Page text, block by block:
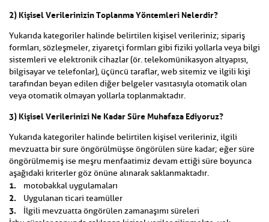
2) Kişisel Verilerinizin Toplanma Yöntemleri Nelerdir?
Yukarıda kategoriler halinde belirtilen kişisel verileriniz; sipariş
formları, sözleşmeler, ziyaretçi formları gibi fiziki yollarla veya bilgi
sistemleri ve elektronik cihazlar (ör. telekomünikasyon altyapısı,
bilgisayar ve telefonlar), üçüncü taraflar, web sitemiz ve ilgili kişi
tarafından beyan edilen diğer belgeler vasıtasıyla otomatik olan
veya otomatik olmayan yollarla toplanmaktadır.
3) Kişisel Verilerinizi Ne Kadar Süre Muhafaza Ediyoruz?
Yukarıda kategoriler halinde belirtilen kişisel verileriniz, ilgili
mevzuatta bir sure öngörülmüşse öngörülen süre kadar; eğer süre
öngörülmemiş ise meşru menfaatimiz devam ettiği süre boyunca
aşağıdaki kriterler göz önüne alınarak saklanmaktadır.
1. motobakkal uygulamaları
2. Uygulanan ticari teamüller
3.
İlgili mevzuatta öngörülen zamanaşımı süreleri